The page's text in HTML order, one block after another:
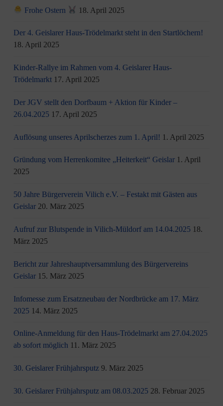
Frohe Ostern 18. April 2025
Der 4. Geislarer Haus-Trödelmarkt steht in den Startlöchern!
18. April 2025
Kinder-Rallye im Rahmen vom 4. Geislarer Haus-
Trödelmarkt 17. April 2025
Der JGV stellt den Dorfbaum + Aktion für Kinder –
26.04.2025 17. April 2025
Auflösung unseres Aprilscherzes zum 1. April! 1. April 2025
Gründung vom Herrenkomitee „Heiterkeit“ Geislar 1. April
2025
50 Jahre Bürgerverein Vilich e.V. – Festakt mit Gästen aus
Geislar 20. März 2025
Aufruf zur Blutspende in Vilich-Müldorf am 14.04.2025 18.
März 2025
Bericht zur Jahreshauptversammlung des Bürgervereins
Geislar 15. März 2025
Infomesse zum Ersatzneubau der Nordbrücke am 17. März
2025 14. März 2025
Online-Anmeldung für den Haus-Trödelmarkt am 27.04.2025
ab sofort möglich 11. März 2025
30. Geislarer Frühjahrsputz 9. März 2025
30. Geislarer Frühjahrsputz am 08.03.2025 28. Februar 2025